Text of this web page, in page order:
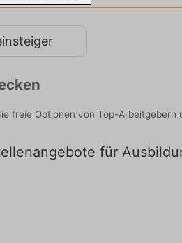
freie Optionen von Top-
für